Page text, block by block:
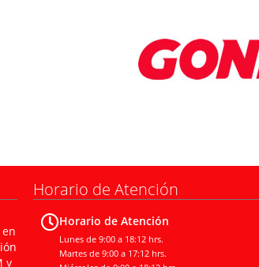
y
Horario de Atención
Horario de Atención
Lunes de 9:00 a 18:12 hrs.
Martes de 9:00 a 17:12 hrs.